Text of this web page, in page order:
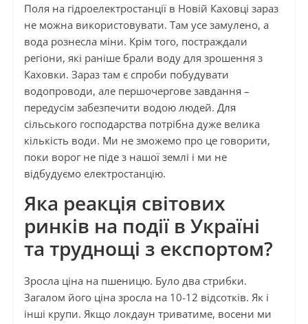
Поля на гідроелектростанції в Новій Каховці зараз
не можна використовувати. Там усе замулено, а
вода рознесла міни. Крім того, постраждали
регіони, які раніше брали воду для зрошення з
Каховки. Зараз там є спроби побудувати
водопроводи, але першочергове завдання –
передусім забезпечити водою людей. Для
сільського господарства потрібна дуже велика
кількість води. Ми не зможемо про це говорити,
поки ворог не піде з нашої землі і ми не
відбудуємо електростанцію.
Яка реакція світових
ринків на події в Україні
та труднощі з експортом?
Зросла ціна на пшеницю. Було два стрибки.
Загалом його ціна зросла на 10-12 відсотків. Як і
інші крупи. Якщо локдаун триватиме, восени ми